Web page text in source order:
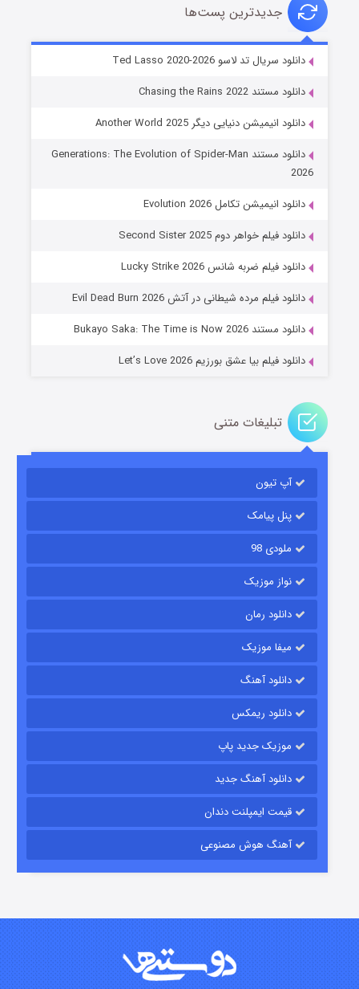
خاندان اژدها فصل ۳
جادوگری در مغولستان
باب اسفنجی فصل ۱۷
قسمت۶ (زیرنویس) منتشر شد
قسمت۱۵ (دوبله) منتشر شد
جدیدترین پست‌ها
دانلود سریال تد لاسو Ted Lasso 2020-2026
دانلود مستند Chasing the Rains 2022
دانلود انیمیشن دنیایی دیگر Another World 2025
دانلود مستند Generations: The Evolution of Spider-Man
2026
دانلود انیمیشن تکامل Evolution 2026
دانلود فیلم خواهر دوم Second Sister 2025
دانلود فیلم ضربه شانس Lucky Strike 2026
دانلود فیلم مرده شیطانی در آتش Evil Dead Burn 2026
دانلود مستند Bukayo Saka: The Time is Now 2026
دانلود فیلم بیا عشق بورزیم Let’s Love 2026
تبلیغات متنی
آپ تیون
پنل پیامک
ملودی 98
نواز موزیک
دانلود رمان
میفا موزیک
دانلود آهنگ
دانلود ریمکس
موزیک جدید پاپ
دانلود آهنگ جدید
قیمت ایمپلنت دندان
آهنگ هوش مصنوعی